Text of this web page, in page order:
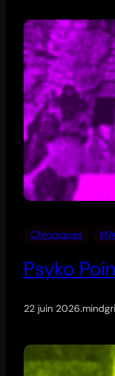
Chroniques
Psyko
22 juin 2026.